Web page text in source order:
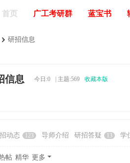
首页 广工考研群 蓝宝书
› 研招信息
信息 今日:0 主题:569 收藏本版
动态 123 导师介绍 研招答疑 13 学
帖 精华 更多